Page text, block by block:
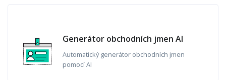
Generátor obchodních jmen AI
Automatický generátor obchodních jmen
pomocí AI